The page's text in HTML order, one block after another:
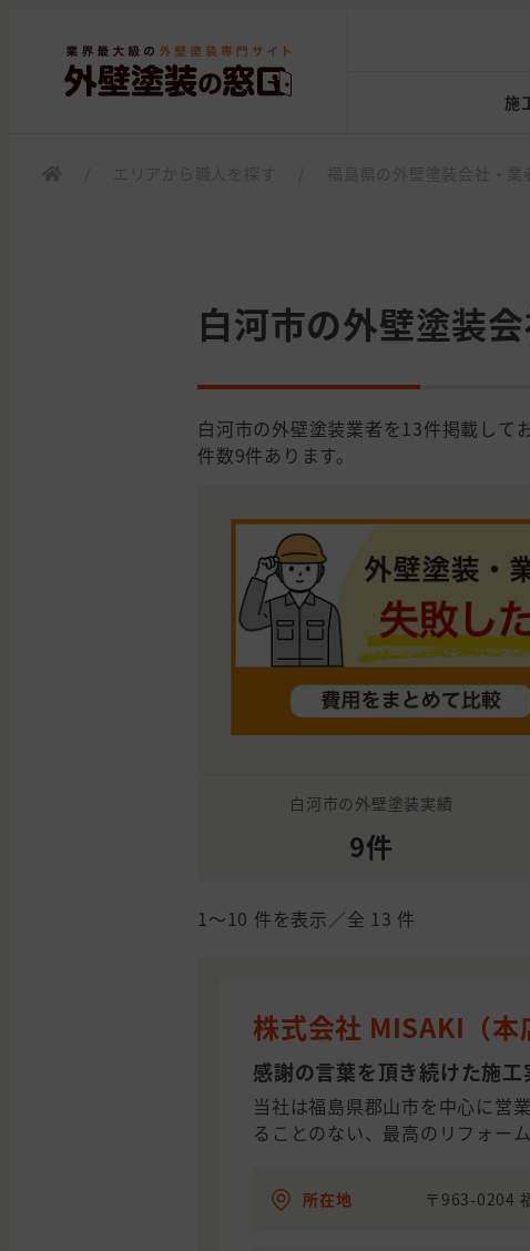
施
白河市の外壁塗装
白河市の外壁塗装業者を13件掲載して
件数9件あります。
白河市の外壁塗装実績
9件
1〜10 件を表示／全 13 件
株式会社 MISAKI（本
感謝の言葉を頂き続けた施工
当社は福島県郡山市を中心に営
ることのない、最高のリフォー
所在地 〒963-0204